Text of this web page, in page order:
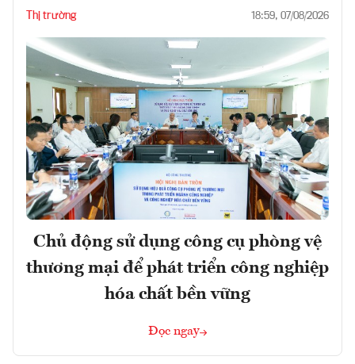
Thị trường 18:59, 07/08/2026
Chủ động sử dụng công cụ phòng vệ
thương mại để phát triển công nghiệp
hóa chất bền vững
Đọc ngay